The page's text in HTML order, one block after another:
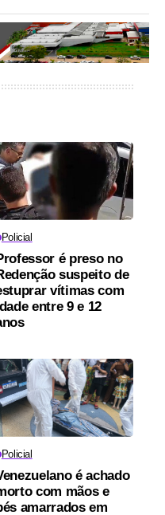
Policial
é preso no
suspeito de
vítimas com
entre 9 e 12
Policial
é achado
com mãos e
amarrados em